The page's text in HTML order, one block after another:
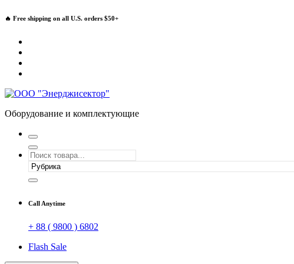
Перейти
содержимому
🔥 Free shipping on all U.S. orders $50+
Оборудование и комплектующие
Call Anytime
+ 88 ( 9800 ) 6802
Flash Sale